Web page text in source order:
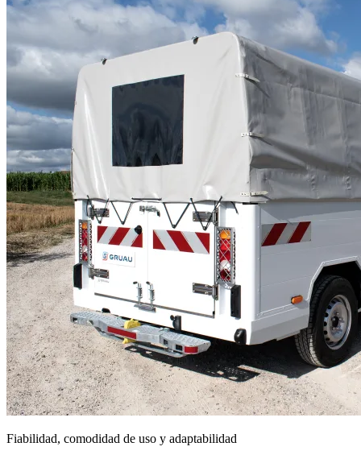
Fiabilidad, comodidad de uso y adaptabilidad